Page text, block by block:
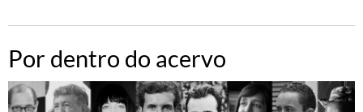
Por dentro do acervo